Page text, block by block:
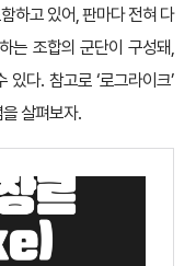
하고 있어, 판마다 전혀 다
는 조합의 군단이 구성돼,
다. 참고로 ‘로그라이크’
살펴보자.